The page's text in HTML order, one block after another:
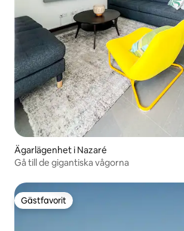
Ägarlägenhet i Nazaré
Gå till de gigantiska vågorna
Gästfavorit
Gästfavorit